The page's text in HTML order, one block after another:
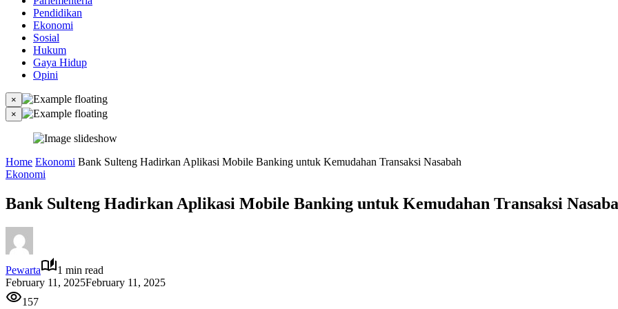
Pendidikan
Ekonomi
Sosial
Hukum
Gaya Hidup
Opini
×
×
Home Ekonomi Bank Sulteng Hadirkan Aplikasi Mobile Banking untuk Kemudahan Transaksi Nasabah
Ekonomi
Bank Sulteng Hadirkan Aplikasi Mobile Banking untuk Kemudahan Transaksi
Pewarta
1 min read
February 11, 2025February 11, 2025
157